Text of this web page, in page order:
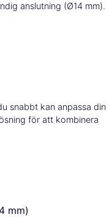
anslutning (Ø14 mm).
snabbt kan anpassa din
för att kombinera
mm)